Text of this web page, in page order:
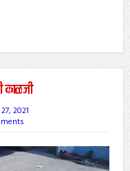
काळजी
2021